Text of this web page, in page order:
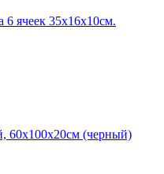
ячеек 35х16х10см.
60х100х20см (черный)